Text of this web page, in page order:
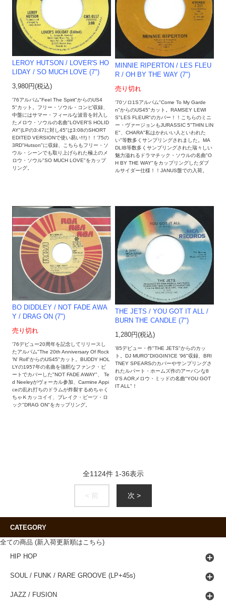
LEROY HUTSON / LOVER'S HO
LIDAY / SO MUCH LOVE (7")
3,980円(税込)
'76アルバム"Feel The Spirit"からのUS4
5"カット。フリー・ソウル・コンピ収録、
中盤にはサマー・フィールな波音を封入し
たメロウ・ソウルの名曲"LOVER'S HOLID
AY"(LPの3:47に対し45"は3:08のSHORT
EDITED VERSIONで使い易い!!!)！！'75の
3RD"Hutson"に収録、こちらもフリー・ソ
ウル・シーンでも取り上げられた極上のメ
ロウ・ソウル"SO MUCH LOVE"をカップ
リング。
MINNIE RIPERTON / LES FLEU
R / OH BY THE WAY (7")
売り切れ
'70ソロ1Sアルバム"Come To My Garde
n"からのUS45"カット。RAMSEY LEWI
S"LES FLEUR"のカバー！！こちらのミニ
ー・ヴァージョンもJURASSIC 5"THIN LIN
E"、CHARA"私はかわいい人といわれた
い"等数多くサンプリングされました。MA
DLIB等数多くサンプリングされた瑞々しい
魅力溢れるドラマチック・ソウルの名曲"O
H BY THE WAY"をカップリングしたダブ
ルサイダー仕様！！JANUS盤での入荷。
BO DIDDLEY / NOT FADE AWA
Y / DRAG ON (7")
売り切れ
'76デビュー20周年を記念してリリースし
たアルバム"The 20th Anniversary Of Rock
'N' Roll"からのUS45"カット。BUDDY HOL
LYの1957年の名曲を強靭なファンク・ビ
ートでカバーした"NOT FADE AWAY"、 Te
d Neeleyがヴォーカル参加、Carmine Appi
ceの乱れ打ちのドラムが炸裂するめちゃく
ちゃＫカッコイイ、ブレイク・ビーツ・ロ
ック"DRAG ON"をカップリング。
THE JETS / YOU GOT IT ALL /
BURN THE CANDLE (7")
1,280円(税込)
'85デビュー・作"THE JETS"からのカッ
ト。DJ MURO"DIGGIN'ICE '96"収録、BRI
TNEY SPEARSのカバーやサンプリングさ
れたルパート・ホームズ作のアーバンな8
0'S AORメロウ・ミッドの名曲"YOU GOT
IT ALL"！
全1124件 1-36表示
< 前 次 >
CATEGORY
全ての商品 (新入荷更新順はこちら)
HIP HOP
SOUL / FUNK / RARE GROOVE (LP+45s)
JAZZ / FUSION